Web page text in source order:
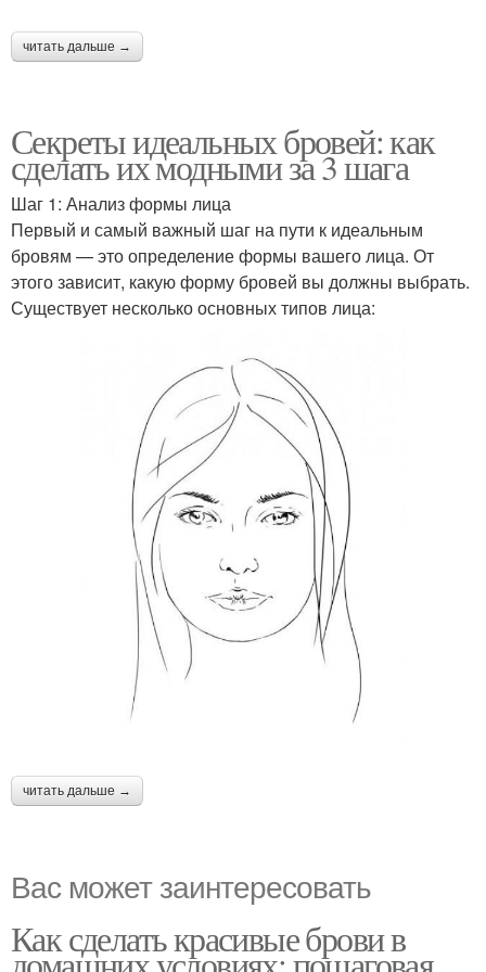
читать дальше →
Секреты идеальных бровей: как
сделать их модными за 3 шага
Шаг 1: Анализ формы лица
Первый и самый важный шаг на пути к идеальным
бровям — это определение формы вашего лица. От
этого зависит, какую форму бровей вы должны выбрать.
Существует несколько основных типов лица:
читать дальше →
Вас может заинтересовать
Как сделать красивые брови в